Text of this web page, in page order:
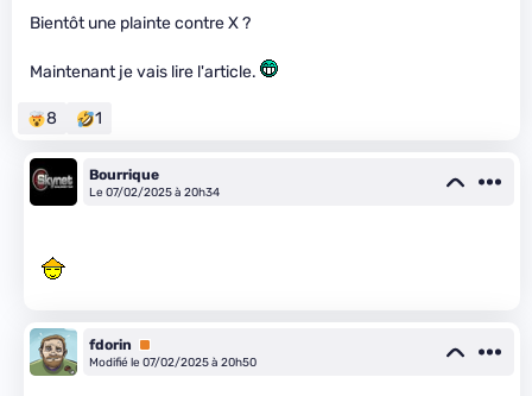
Bientôt une plainte contre X ?
Maintenant je vais lire l'article.
8 1
Bourrique
Le 07/02/2025 à 20h34
fdorin
Premium
Modifié le 07/02/2025 à 20h50